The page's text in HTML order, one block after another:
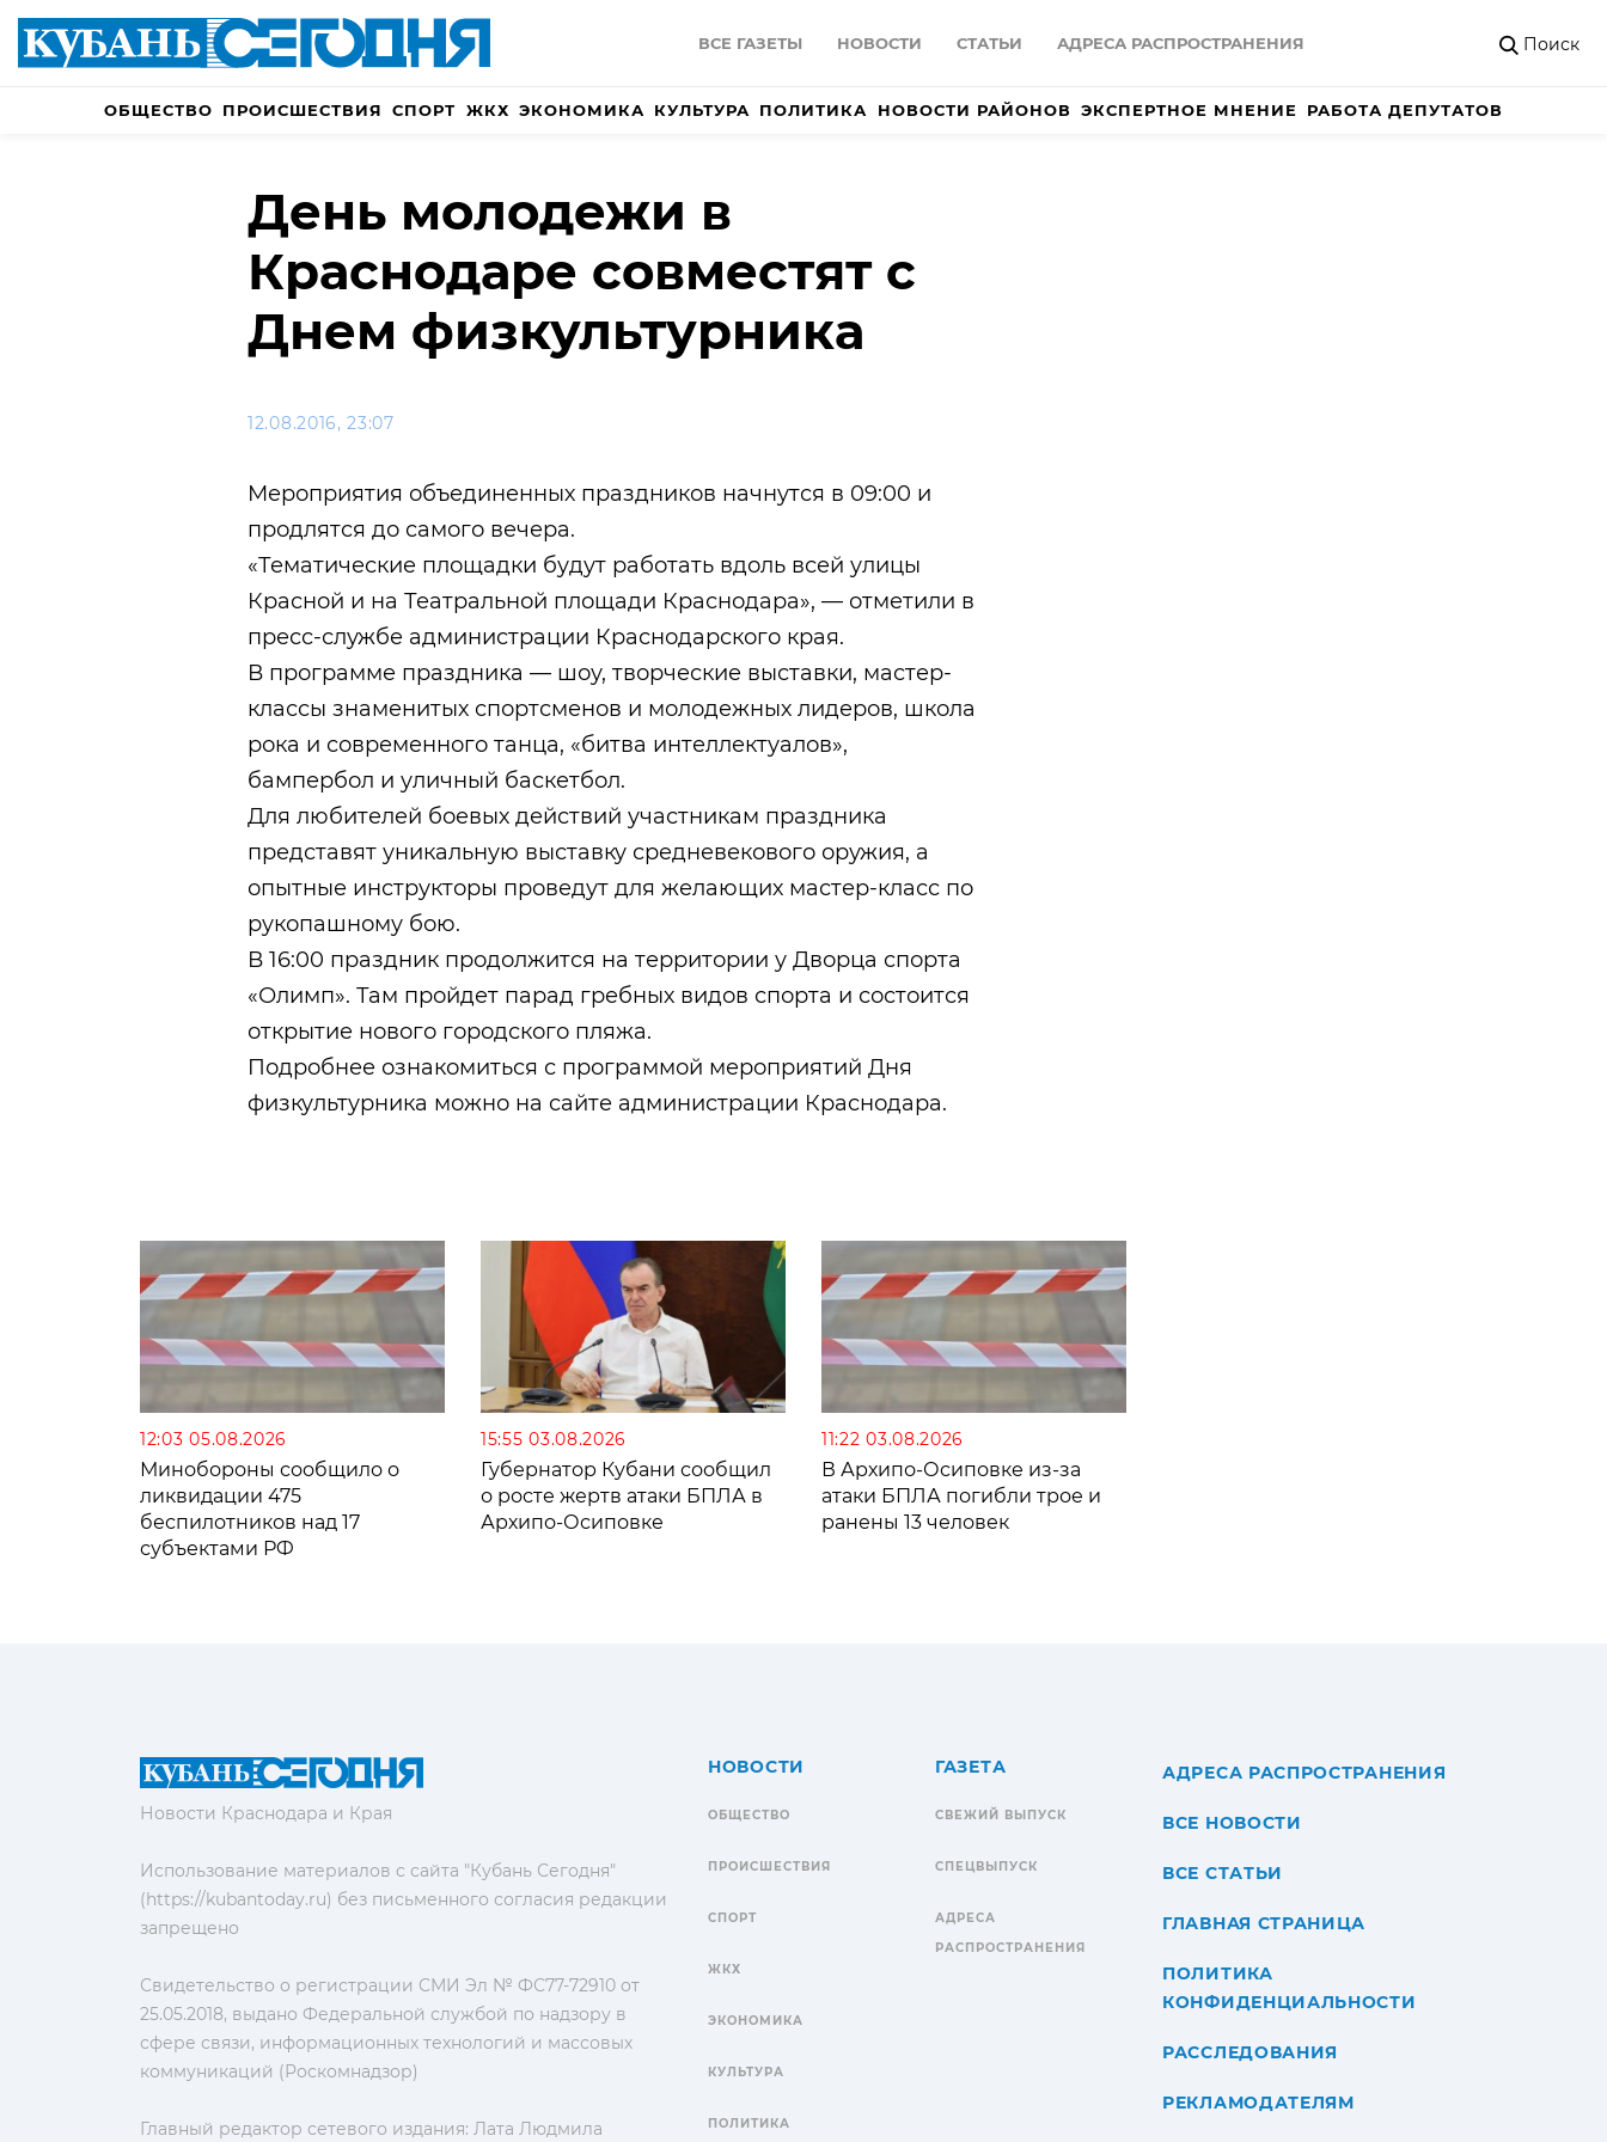
ВСЕ ГАЗЕТЫ НОВОСТИ СТАТЬИ АДРЕСА РАСПРОСТРАНЕНИЯ Поиск
ОБЩЕСТВО ПРОИСШЕСТВИЯ СПОРТ ЖКХ ЭКОНОМИКА КУЛЬТУРА ПОЛИТИКА НОВОСТИ РАЙОНОВ ЭКСПЕРТНОЕ МНЕНИЕ РАБОТА ДЕПУТАТОВ
День молодежи в
Краснодаре совместят с
Днем физкультурника
12.08.2016, 23:07
Мероприятия объединенных праздников начнутся в 09:00 и
продлятся до самого вечера.
«Тематические площадки будут работать вдоль всей улицы
Красной и на Театральной площади Краснодара», — отметили в
пресс-службе администрации Краснодарского края.
В программе праздника — шоу, творческие выставки, мастер-
классы знаменитых спортсменов и молодежных лидеров, школа
рока и современного танца, «битва интеллектуалов»,
бампербол и уличный баскетбол.
Для любителей боевых действий участникам праздника
представят уникальную выставку средневекового оружия, а
опытные инструкторы проведут для желающих мастер-класс по
рукопашному бою.
В 16:00 праздник продолжится на территории у Дворца спорта
«Олимп». Там пройдет парад гребных видов спорта и состоится
открытие нового городского пляжа.
Подробнее ознакомиться с программой мероприятий Дня
физкультурника можно на сайте администрации Краснодара.
12:03 05.08.2026
Минобороны сообщило о
ликвидации 475
беспилотников над 17
субъектами РФ
15:55 03.08.2026
Губернатор Кубани сообщил
о росте жертв атаки БПЛА в
Архипо-Осиповке
11:22 03.08.2026
В Архипо-Осиповке из-за
атаки БПЛА погибли трое и
ранены 13 человек
Новости Краснодара и Края
Использование материалов с сайта "Кубань Сегодня"
(https://kubantoday.ru) без письменного согласия редакции
запрещено
Свидетельство о регистрации СМИ Эл № ФС77-72910 от
25.05.2018, выдано Федеральной службой по надзору в
сфере связи, информационных технологий и массовых
коммуникаций (Роскомнадзор)
Главный редактор сетевого издания: Лата Людмила
НОВОСТИ
ОБЩЕСТВО
ПРОИСШЕСТВИЯ
СПОРТ
ЖКХ
ЭКОНОМИКА
КУЛЬТУРА
ПОЛИТИКА
ГАЗЕТА
СВЕЖИЙ ВЫПУСК
СПЕЦВЫПУСК
АДРЕСА
РАСПРОСТРАНЕНИЯ
АДРЕСА РАСПРОСТРАНЕНИЯ
ВСЕ НОВОСТИ
ВСЕ СТАТЬИ
ГЛАВНАЯ СТРАНИЦА
ПОЛИТИКА
КОНФИДЕНЦИАЛЬНОСТИ
РАССЛЕДОВАНИЯ
РЕКЛАМОДАТЕЛЯМ